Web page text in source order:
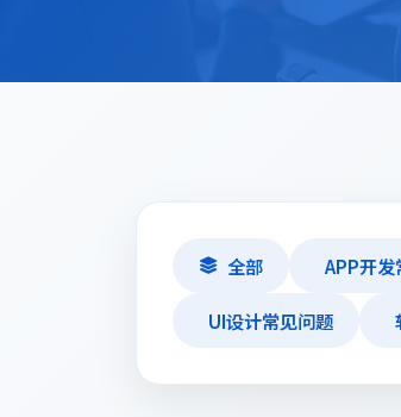
全部 APP开
UI设计常见问题